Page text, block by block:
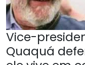
Vice-
Quaquá